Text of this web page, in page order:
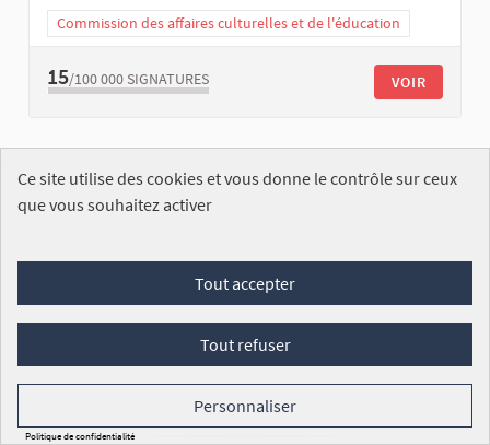
Commission des affaires culturelles et de l'éducation
15/100 000 SIGNATURES VOIR
Nos écoles, notre avenir !
L’école publique rurale est bien plus
qu’un lieu d’apprentissage : elle est le cœur vivant de
Commission des affaires culturelles et de l'éducation
Ce site utilise des cookies et vous donne le contrôle sur ceux
que vous souhaitez activer
Tout accepter
Tout refuser
Personnaliser
Politique de confidentialité